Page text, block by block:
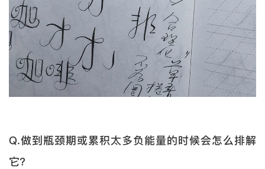
Q.做到瓶颈期或累积太多负能量的时候会怎么排解
它？